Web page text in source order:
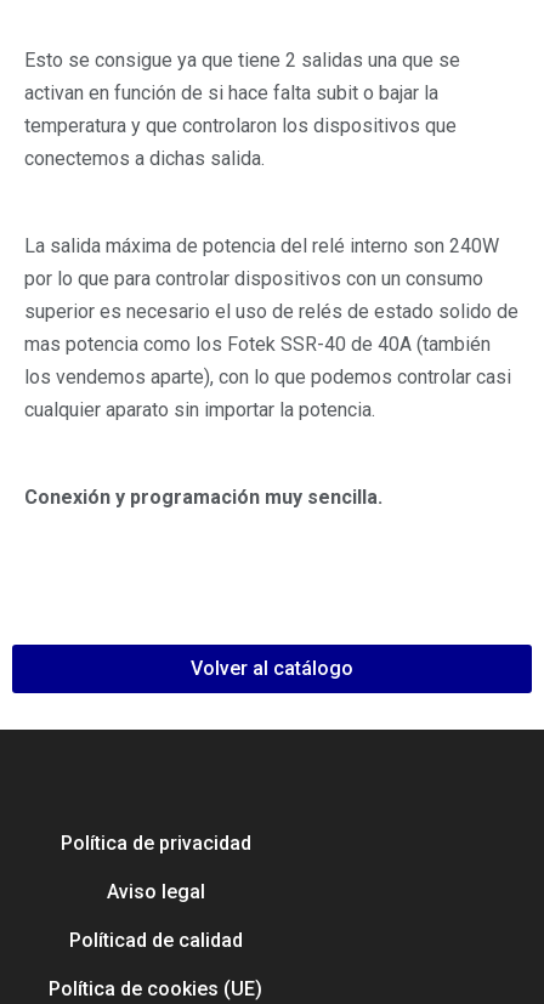
Esto se consigue ya que tiene 2 salidas una que se
activan en función de si hace falta subit o bajar la
temperatura y que controlaron los dispositivos que
conectemos a dichas salida.
La salida máxima de potencia del relé interno son 240W
por lo que para controlar dispositivos con un consumo
superior es necesario el uso de relés de estado solido de
mas potencia como los Fotek SSR-40 de 40A (también
los vendemos aparte), con lo que podemos controlar casi
cualquier aparato sin importar la potencia.
Conexión y programación muy sencilla.
Volver al catálogo
Política de privacidad
Aviso legal
Políticad de calidad
Política de cookies (UE)